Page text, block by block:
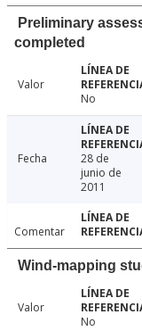
Preliminary
completed
Valor
No
Fecha
28 de
junio de
2011
Comentar
Wind-mapping
Valor
No